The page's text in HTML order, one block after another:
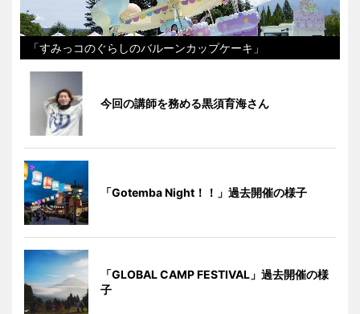
「すみっコのぐらしのバルーンカップケーキ」
今回の講師を務める黒須育海さん
「Gotemba Night！！」過去開催の様子
「GLOBAL CAMP FESTIVAL」過去開催の様
子